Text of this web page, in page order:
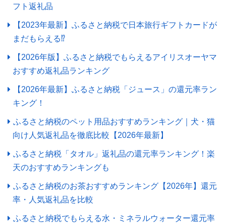
フト返礼品
【2023年最新】ふるさと納税で日本旅行ギフトカードが
まだもらえる⁉
【2026年版】ふるさと納税でもらえるアイリスオーヤマ
おすすめ返礼品ランキング
【2026年最新】ふるさと納税「ジュース」の還元率ラン
キング！
ふるさと納税のペット用品おすすめランキング｜犬・猫
向け人気返礼品を徹底比較【2026年最新】
ふるさと納税「タオル」返礼品の還元率ランキング！楽
天のおすすめランキングも
ふるさと納税のお茶おすすめランキング【2026年】還元
率・人気返礼品を比較
ふるさと納税でもらえる水・ミネラルウォーター還元率